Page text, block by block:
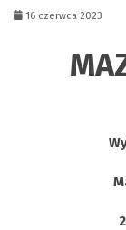
16 czerwca 2023